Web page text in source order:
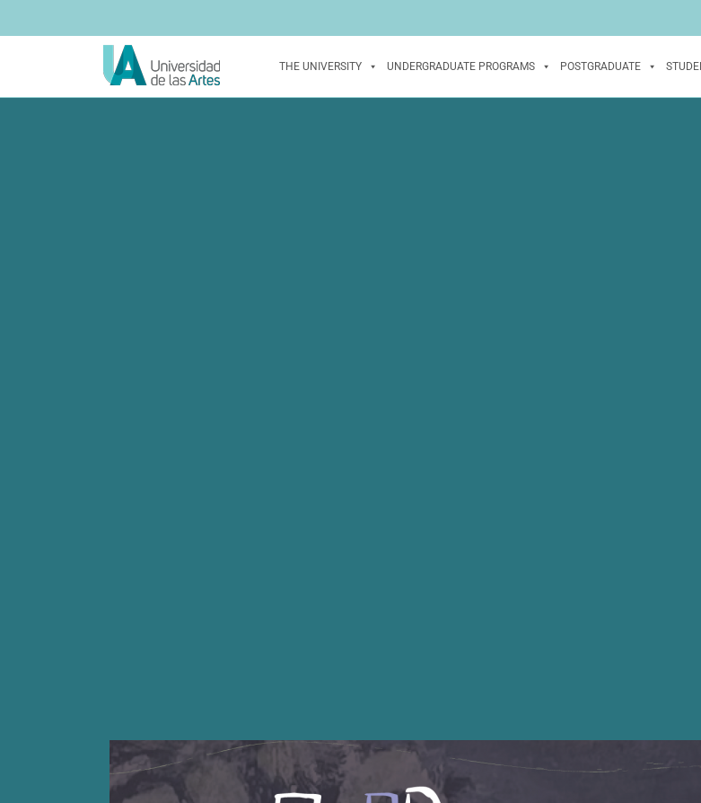
THE UNIVERSITY UNDERGRADUATE PROGRAMS POSTGRADUATE